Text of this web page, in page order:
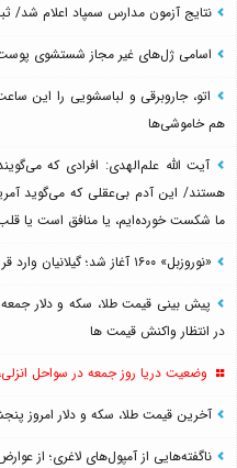
نتایج آزمون مدارس سمپاد اعلام شد/ ثبت‌نام
اسامی ژل‌های غیر مجاز شستشوی
اتو، جاروبرقی و لباسشویی را این
هم خاموشی‌ها
آیت الله علم‌الهدی: افرادی که
ما شکست خورده‌ایم، یا منافق است یا
«نوروزبل» ۱۶۰۰ آغاز شد؛ گیلانیان وارد قرن هفدهم دیلمی شدند
در انتظار واکنش قیمت ها
وضعیت دریا روز جمعه در سواحل
آخرین قیمت طلا، سکه و دلار امروز پنجشنبه ۱۵ مرداد؛ آیا کاهش قیمت‌ها
ناگفته‌هایی از آمپول‌های لاغری؛ از